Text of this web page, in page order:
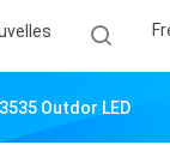
Outdor LED